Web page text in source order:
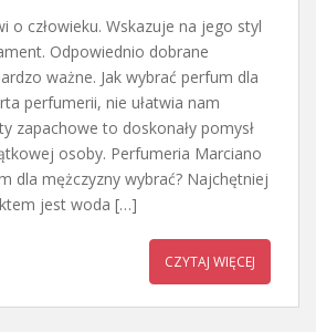
o człowieku. Wskazuje na jego styl
Odpowiednio dobrane
ważne. Jak wybrać perfum dla
perfumerii, nie ułatwia nam
zapachowe to doskonały pomysł
osoby. Perfumeria Marciano
dla mężczyzny wybrać? Najchętniej
jest woda […]
CZYTAJ WIĘCEJ